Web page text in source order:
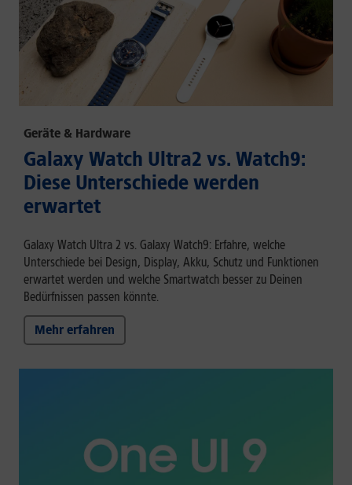
Geräte & Hardware
Galaxy Watch Ultra2 vs. Watch9:
Diese Unterschiede werden
erwartet
Galaxy Watch Ultra 2 vs. Galaxy Watch9: Erfahre, welche
Unterschiede bei Design, Display, Akku, Schutz und Funktionen
erwartet werden und welche Smartwatch besser zu Deinen
Bedürfnissen passen könnte.
Mehr erfahren